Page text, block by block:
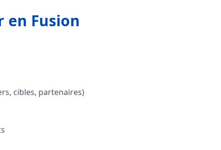
Fusion
cibles, partenaires)